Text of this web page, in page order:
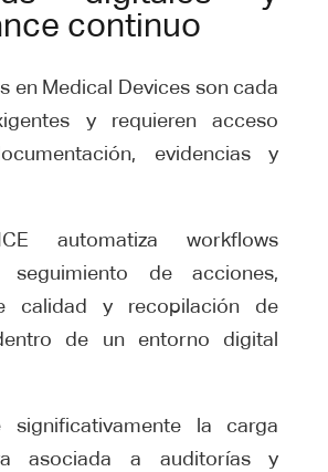
continuo
en Medical Devices son cada
y requieren acceso
evidencias y
automatiza workflows
seguimiento de acciones,
calidad y recopilación de
de un entorno digital
significativamente la carga
asociada a auditorías y